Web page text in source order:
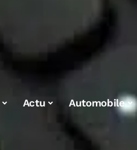
Actu Automobile